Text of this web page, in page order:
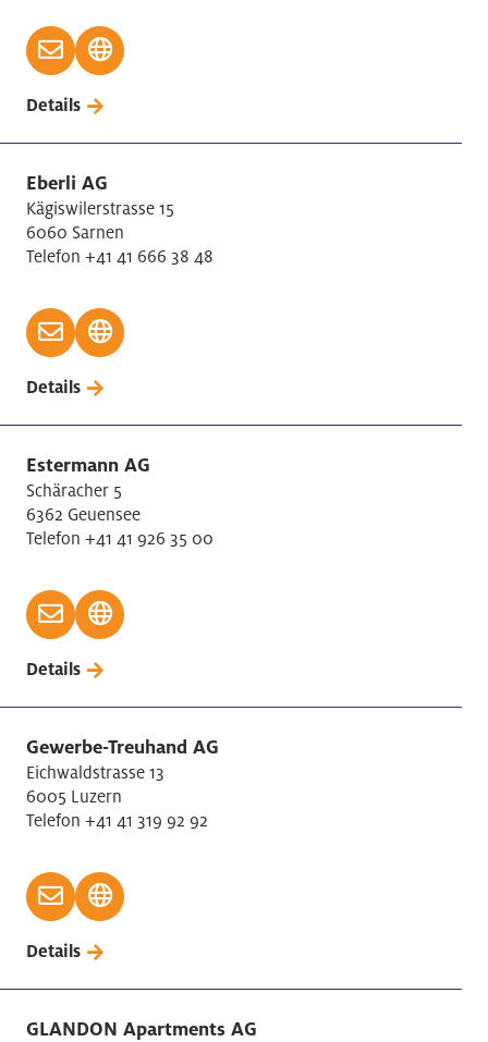
Details
Eberli AG
Kägiswilerstrasse 15
6060 Sarnen
Telefon +41 41 666 38 48
Details
Estermann AG
Schäracher 5
6362 Geuensee
Telefon +41 41 926 35 00
Details
Gewerbe-Treuhand AG
Eichwaldstrasse 13
6005 Luzern
Telefon +41 41 319 92 92
Details
GLANDON Apartments AG